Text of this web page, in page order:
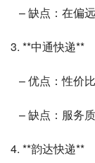
– 缺点：在
3. **中通快递**
– 优点：性
– 缺点：服
4. **韵达快递**